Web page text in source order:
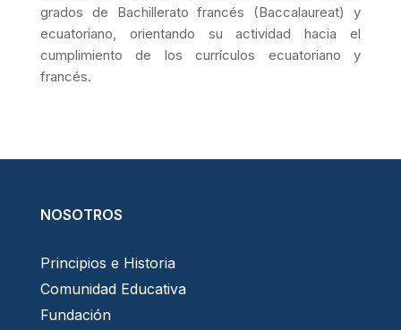
grados de Bachillerato francés (Baccalaureat) y
ecuatoriano, orientando su actividad hacia el
cumplimiento de los currículos ecuatoriano y
francés.
NOSOTROS
Principios e Historia
Comunidad Educativa
Fundación